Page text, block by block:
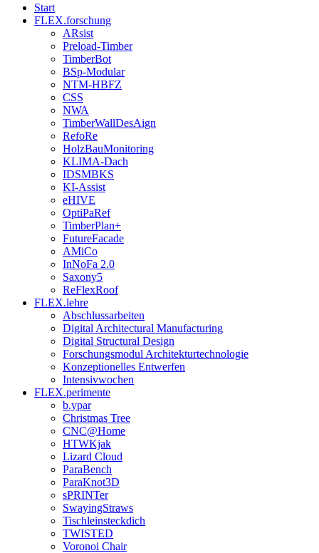
Start
FLEX.forschung
ARsist
Preload-Timber
TimberBot
BSp-Modular
NTM-HBFZ
CSS
NWA
TimberWallDesAign
RefoRe
HolzBauMonitoring
KLIMA-Dach
IDSMBKS
KI-Assist
eHIVE
OptiPaRef
TimberPlan+
FutureFacade
AMiCo
InNoFa 2.0
Saxony5
ReFlexRoof
FLEX.lehre
Abschlussarbeiten
Digital Architectural Manufacturing
Digital Structural Design
Forschungsmodul Architekturtechnologie
Konzeptionelles Entwerfen
Intensivwochen
FLEX.perimente
b.ypar
Christmas Tree
CNC@Home
HTWKjak
Lizard Cloud
ParaBench
ParaKnot3D
sPRINTer
SwayingStraws
Tischleinsteckdich
TWISTED
Voronoi Chair